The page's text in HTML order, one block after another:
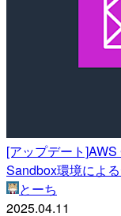
[アップデート
Sandbox環境によ
とーち
2025.04.11